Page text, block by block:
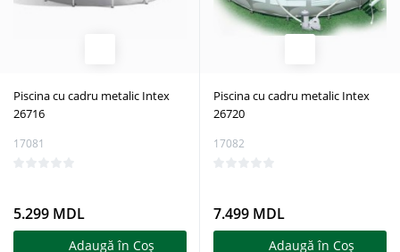
Piscina cu cadru metalic Intex
26716
17081
5.299 MDL
Adaugă în Coş
Piscina cu cadru metalic Intex
26720
17082
7.499 MDL
Adaugă în Coş